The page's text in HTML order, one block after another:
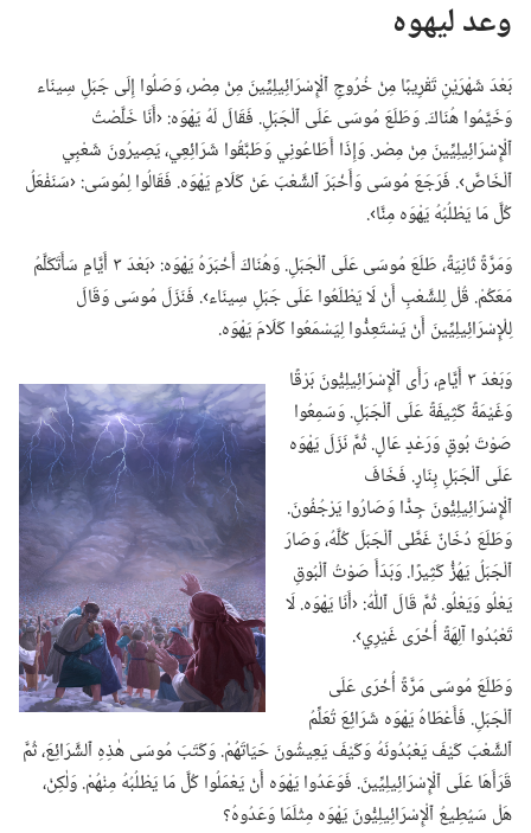
وعد ليهوه
بَعْدَ شَهْرَيْنِ تَقْرِيبًا مِنْ خُرُوجِ ٱلْإِسْرَائِيلِيِّينَ مِنْ مِصْر،‏ وَصَلُوا إِلَى جَبَلِ سِينَاء
وَخَيَّمُوا هُنَاكَ.‏ وَطَلَعَ مُوسَى عَلَى ٱلْجَبَلِ.‏ فَقَالَ لَهُ يَهْوَه:‏ ‹أَنَا خَلَّصْتُ
ٱلْإِسْرَائِيلِيِّينَ مِنْ مِصْر.‏ وَإِذَا أَطَاعُونِي وَطَبَّقُوا شَرَائِعِي،‏ يَصِيرُونَ شَعْبِي
ٱلْخَاصَّ›.‏ فَرَجَعَ مُوسَى وَأَخْبَرَ ٱلشَّعْبَ عَنْ كَلَامِ يَهْوَه.‏ فَقَالُوا لِمُوسَى:‏ ‹سَنَفْعَلُ
كُلَّ مَا يَطْلُبُهُ يَهْوَه مِنَّا›.‏
وَمَرَّةً ثَانِيَةً،‏ طَلَعَ مُوسَى عَلَى ٱلْجَبَلِ.‏ وَهُنَاكَ أَخْبَرَهُ يَهْوَه:‏ ‹بَعْدَ ٣ أَيَّامٍ سَأَتَكَلَّمُ
مَعَكُمْ.‏ قُلْ لِلشَّعْبِ أَنْ لَا يَطْلَعُوا عَلَى جَبَلِ سِينَاء›.‏ فَنَزَلَ مُوسَى وَقَالَ
لِلْإِسْرَائِيلِيِّينَ أَنْ يَسْتَعِدُّوا لِيَسْمَعُوا كَلَامَ يَهْوَه.‏
وَبَعْدَ ٣ أَيَّامٍ،‏ رَأَى ٱلْإِسْرَائِيلِيُّونَ بَرْقًا
وَغَيْمَةً كَثِيفَةً عَلَى ٱلْجَبَلِ.‏ وَسَمِعُوا
صَوْتَ بُوقٍ وَرَعْدٍ عَالٍ.‏ ثُمَّ نَزَلَ يَهْوَه
عَلَى ٱلْجَبَلِ بِنَارٍ.‏ فَخَافَ
ٱلْإِسْرَائِيلِيُّونَ جِدًّا وَصَارُوا يَرْجُفُونَ.‏
وَطَلَعَ دُخَانٌ غَطَّى ٱلْجَبَلَ كُلَّهُ،‏ وَصَارَ
ٱلْجَبَلُ يَهُزُّ كَثِيرًا.‏ وَبَدَأَ صَوْتُ ٱلْبُوقِ
يَعْلُو وَيَعْلُو.‏ ثُمَّ قَالَ ٱللّٰهُ:‏ ‹أَنَا يَهْوَه.‏ لَا
تَعْبُدُوا آلِهَةً أُخْرَى غَيْرِي›.‏
وَطَلَعَ مُوسَى مَرَّةً أُخْرَى عَلَى
ٱلْجَبَلِ.‏ فَأَعْطَاهُ يَهْوَه شَرَائِعَ تُعَلِّمُ
ٱلشَّعْبَ كَيْفَ يَعْبُدُونَهُ وَكَيْفَ يَعِيشُونَ حَيَاتَهُمْ.‏ وَكَتَبَ مُوسَى هٰذِهِ ٱلشَّرَائِعَ،‏ ثُمَّ
قَرَأَهَا عَلَى ٱلْإِسْرَائِيلِيِّينَ.‏ فَوَعَدُوا يَهْوَه أَنْ يَعْمَلُوا كُلَّ مَا يَطْلُبُهُ مِنْهُمْ.‏ وَلٰكِنْ،‏
هَلْ سَيُطِيعُ ٱلْإِسْرَائِيلِيُّونَ يَهْوَه مِثْلَمَا وَعَدُوهُ؟‏